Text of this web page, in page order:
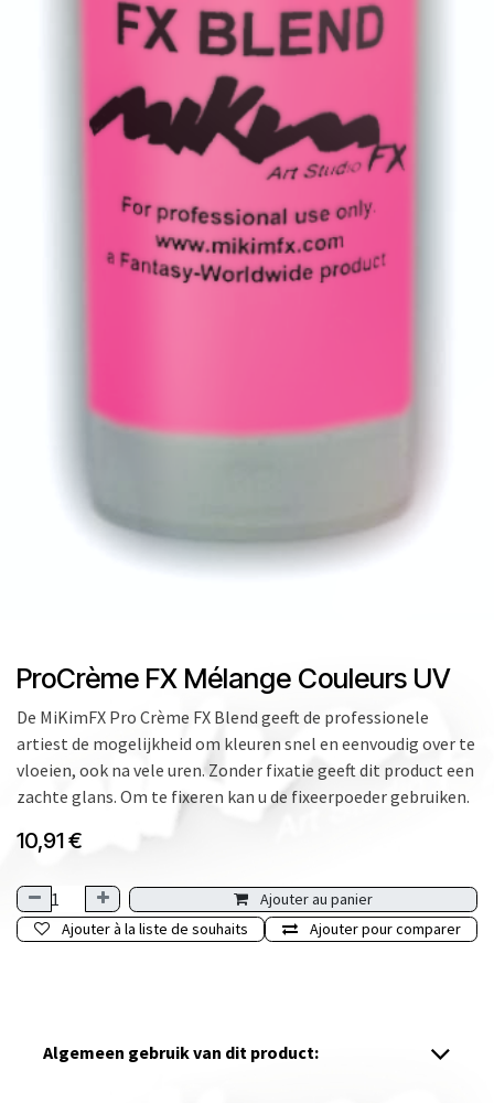
ProCrème FX Mélange Couleurs UV
De MiKimFX Pro Crème FX Blend geeft de professionele
artiest de mogelijkheid om kleuren snel en eenvoudig over te
vloeien, ook na vele uren. Zonder fixatie geeft dit product een
zachte glans. Om te fixeren kan u de fixeerpoeder gebruiken.
10,91€
Ajouter au panier
Ajouter pour comparer
Ajouter à la liste de souhaits
Algemeen gebruik van dit product: